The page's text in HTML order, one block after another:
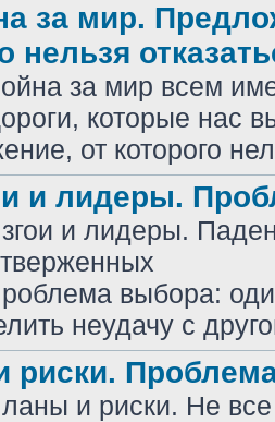
за мир.
нельзя
за мир всем
которые нас
от которого
и лидеры.
и лидеры.
выбора:
неудачу с
риски.
и риски. Не